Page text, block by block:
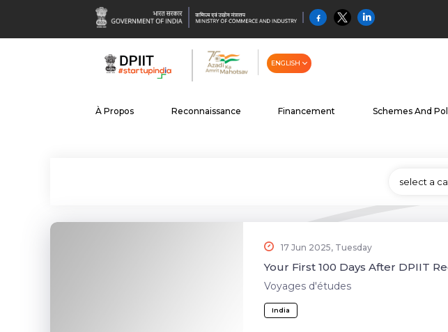
ENGLISH
À Propos Reconnaissance Financement Schemes And
select a
17 Jun 2025, Tuesday
Your First 100 Days After DPIIT
Voyages d'études
India